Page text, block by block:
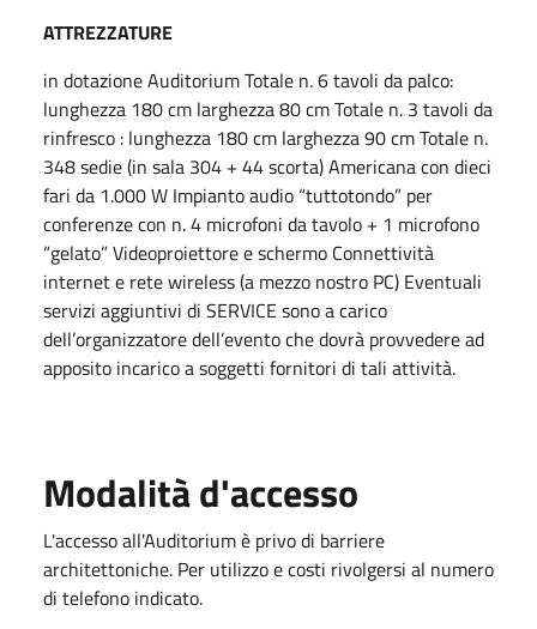
ATTREZZATURE
in dotazione Auditorium Totale n. 6 tavoli da palco:
lunghezza 180 cm larghezza 80 cm Totale n. 3 tavoli da
rinfresco : lunghezza 180 cm larghezza 90 cm Totale n.
348 sedie (in sala 304 + 44 scorta) Americana con dieci
fari da 1.000 W Impianto audio “tuttotondo” per
conferenze con n. 4 microfoni da tavolo + 1 microfono
“gelato” Videoproiettore e schermo Connettività
internet e rete wireless (a mezzo nostro PC) Eventuali
servizi aggiuntivi di SERVICE sono a carico
dell’organizzatore dell’evento che dovrà provvedere ad
apposito incarico a soggetti fornitori di tali attività.
Modalità d'accesso
L'accesso all'Auditorium è privo di barriere
architettoniche. Per utilizzo e costi rivolgersi al numero
di telefono indicato.